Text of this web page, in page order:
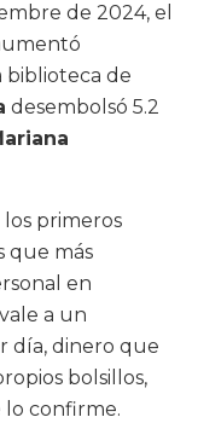
de 2024, el
biblioteca de
desembolsó 5.2
los primeros
que más
en
a un
día, dinero que
bolsillos,
confirme.